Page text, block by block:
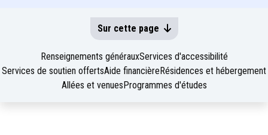
Sur cette page
Renseignements générauxServices d'accessibilité
Services de soutien offertsAide financière Résidences et hébergement
Allées et venues Programmes d'études